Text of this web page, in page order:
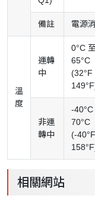
備註 電源
溫
度
運轉
中
0°C 至
65°C
(32°F
非運
轉中
-40°C
70°C
(-
相關網站